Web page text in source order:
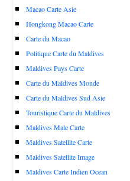
Macao Carte Asie
Hongkong Macao Carte
Carte du Macao
Politique Carte du Maldives
Maldives Pays Carte
Carte du Maldives Monde
Carte du Maldives Sud Asie
Touristique Carte du Maldives
Maldives Male Carte
Maldives Satellite Carte
Maldives Satellite Image
Maldives Carte Indien Ocean